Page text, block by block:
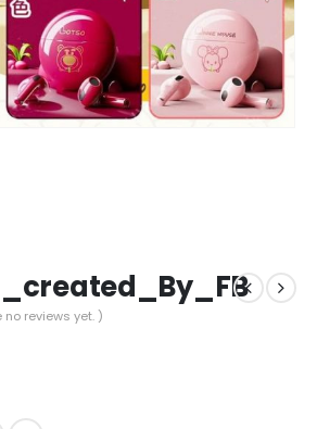
no reviews yet. )